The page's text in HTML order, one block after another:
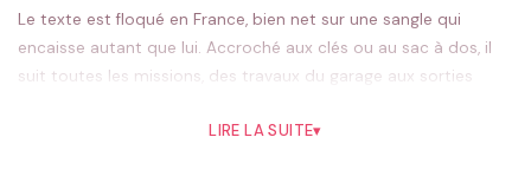
Le texte est floqué en France, bien net sur une sangle qui
encaisse autant que lui. Accroché aux clés ou au sac à dos, il
suit toutes les missions, des travaux du garage aux sorties
L’orange façon balise de rando a un côté baroudeur, le noir
LIRE LA SUITE▾